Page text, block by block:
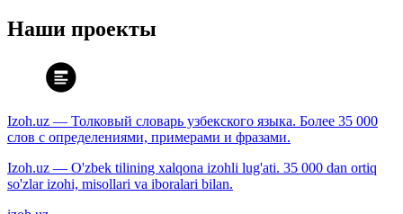
Наши проекты
Izoh.uz — Толковый словарь узбекского языка. Более 35 000
слов с определениями, примерами и фразами.
Izoh.uz — O'zbek tilining xalqona izohli lug'ati. 35 000 dan ortiq
so'zlar izohi, misollari va iboralari bilan.